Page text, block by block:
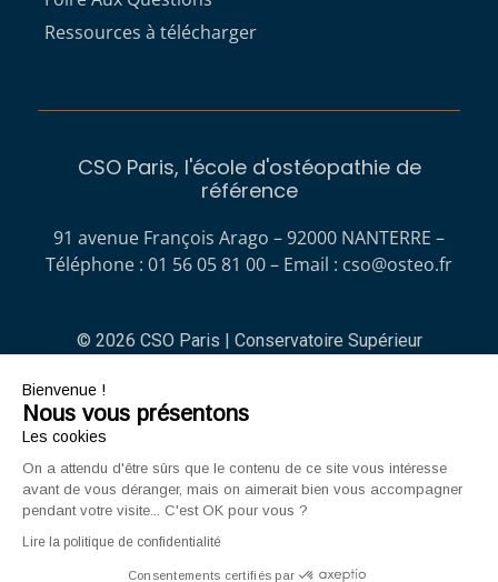
Bienvenue !
Nous vous présentons
Les cookies
On a attendu d'être sûrs que le contenu de ce site vous intéresse
avant de vous déranger, mais on aimerait bien vous accompagner
pendant votre visite... C'est OK pour vous ?
Lire la politique de confidentialité
Consentements certifiés par
Ressources à télécharger
CSO Paris, l'école d'ostéopathie de
référence
91 avenue François Arago – 92000 NANTERRE –
Téléphone : 01 56 05 81 00 – Email : cso@osteo.fr
© 2026 CSO Paris | Conservatoire Supérieur
No Result
CGV
Mentions légales
Politique de confidentialité